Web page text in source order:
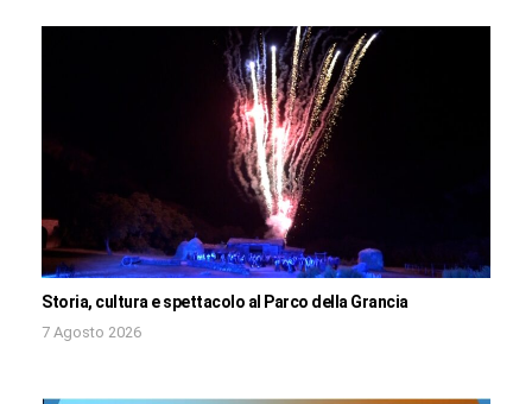
Storia, cultura e spettacolo al Parco della Grancia
7 Agosto 2026